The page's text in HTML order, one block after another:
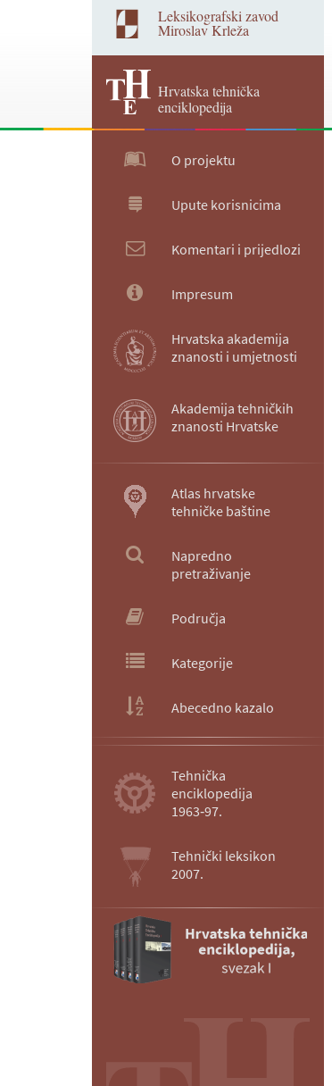
Leksikografski zavod
Miroslav Krleža
Hrvatska tehnička
enciklopedija
O projektu
Upute korisnicima
Komentari i prijedlozi
Impresum
Hrvatska akademija
znanosti i umjetnosti
Akademija tehničkih
znanosti Hrvatske
Atlas hrvatske
tehničke baštine
Napredno
pretraživanje
Područja
Kategorije
Abecedno kazalo
Tehnička
enciklopedija
1963‑97.
Tehnički leksikon
2007.